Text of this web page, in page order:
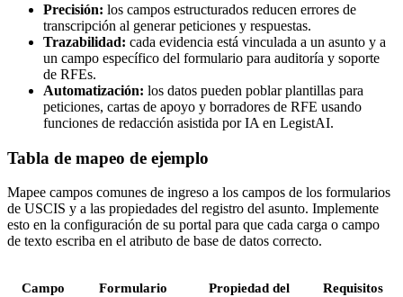
Precisión: los campos estructurados reducen errores de
transcripción al generar peticiones y respuestas.
Trazabilidad: cada evidencia está vinculada a un asunto y a
un campo específico del formulario para auditoría y soporte
de RFEs.
Automatización: los datos pueden poblar plantillas para
peticiones, cartas de apoyo y borradores de RFE usando
funciones de redacción asistida por IA en LegistAI.
Tabla de mapeo de ejemplo
Mapee campos comunes de ingreso a los campos de los formularios
de USCIS y a las propiedades del registro del asunto. Implemente
esto en la configuración de su portal para que cada carga o campo
de texto escriba en el atributo de base de datos correcto.
Campo
Formulario
Propiedad del
Requisitos